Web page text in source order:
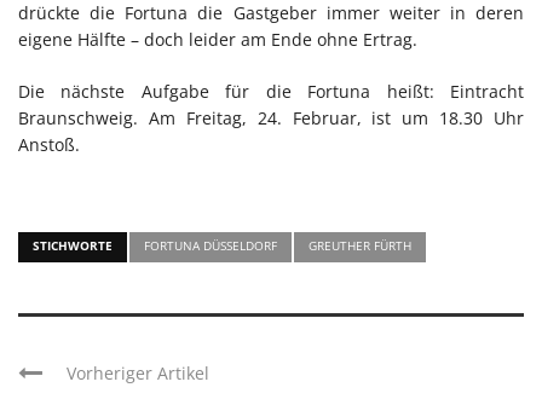
drückte die Fortuna die Gastgeber immer weiter in deren
eigene Hälfte – doch leider am Ende ohne Ertrag.
Die nächste Aufgabe für die Fortuna heißt: Eintracht
Braunschweig. Am Freitag, 24. Februar, ist um 18.30 Uhr
Anstoß.
STICHWORTE FORTUNA DÜSSELDORF GREUTHER FÜRTH
Vorheriger Artikel